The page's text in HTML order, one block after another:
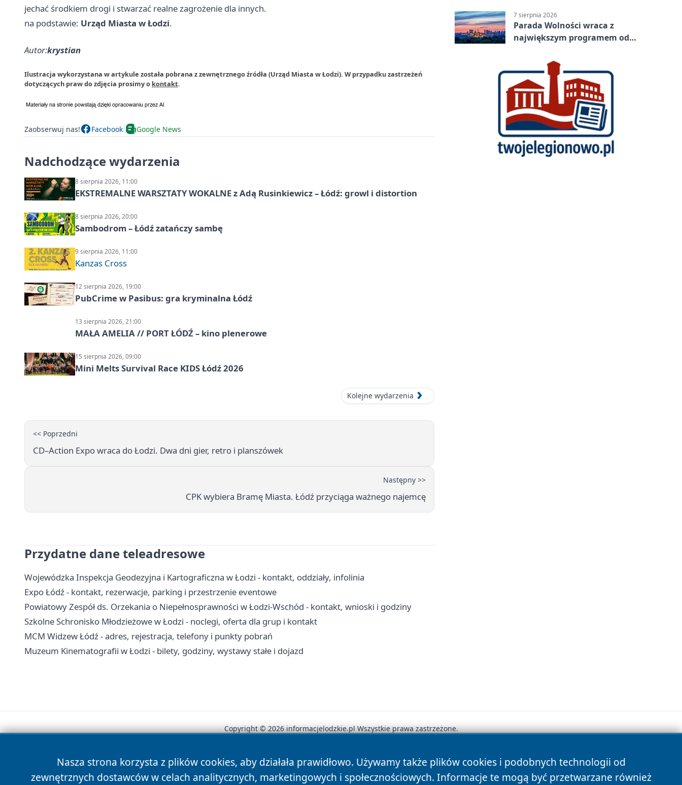
jechać środkiem drogi i stwarzać realne zagrożenie dla innych.
na podstawie: Urząd Miasta w Łodzi.
Autor:krystian
Ilustracja wykorzystana w artykule została pobrana z zewnętrznego źródła (Urząd Miasta w Łodzi). W przypadku zastrzeżeń
dotyczących praw do zdjęcia prosimy o kontakt.
Zaobserwuj nas! Facebook Google News
Nadchodzące wydarzenia
8 sierpnia 2026, 11:00
EKSTREMALNE WARSZTATY WOKALNE z Adą Rusinkiewicz – Łódź: growl i distortion
8 sierpnia 2026, 20:00
Sambodrom – Łódź zatańczy sambę
9 sierpnia 2026, 11:00
Kanzas Cross
12 sierpnia 2026, 19:00
PubCrime w Pasibus: gra kryminalna Łódź
13 sierpnia 2026, 21:00
MAŁA AMELIA // PORT ŁÓDŹ – kino plenerowe
15 sierpnia 2026, 09:00
Mini Melts Survival Race KIDS Łódź 2026
Kolejne wydarzenia
<< Poprzedni
CD–Action Expo wraca do Łodzi. Dwa dni gier, retro i planszówek
Następny >>
CPK wybiera Bramę Miasta. Łódź przyciąga ważnego najemcę
Przydatne dane teleadresowe
Wojewódzka Inspekcja Geodezyjna i Kartograficzna w Łodzi - kontakt, oddziały, infolinia
Expo Łódź - kontakt, rezerwacje, parking i przestrzenie eventowe
Powiatowy Zespół ds. Orzekania o Niepełnosprawności w Łodzi-Wschód - kontakt, wnioski i godziny
Szkolne Schronisko Młodzieżowe w Łodzi - noclegi, oferta dla grup i kontakt
MCM Widzew Łódź - adres, rejestracja, telefony i punkty pobrań
Muzeum Kinematografii w Łodzi - bilety, godziny, wystawy stałe i dojazd
7 sierpnia 2026
Parada Wolności wraca z
największym programem od
platform
Nasza strona korzysta z plików cookies, aby działała prawidłowo. Używamy także plików cookies i podobnych technologii od
zewnętrznych dostawców w celach analitycznych, marketingowych i społecznościowych. Informacje te mogą być przetwarzane również
Copyright © 2026 informacjelodzkie.pl Wszystkie prawa zastrzeżone.
News Autorzy Polityka Prywatności Polityka Cookies